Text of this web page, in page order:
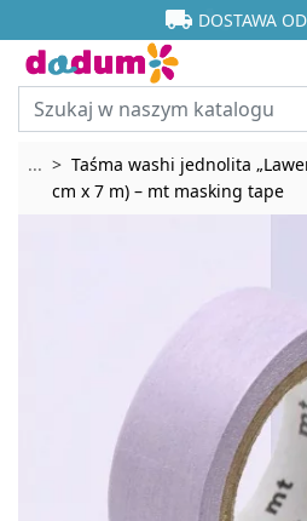

 DOSTAWA


... Rozwiń breadcrumbs
Taśma washi jednolita
cm x 7 m) – mt masking tape